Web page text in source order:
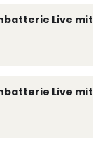
Live mit
Live mit